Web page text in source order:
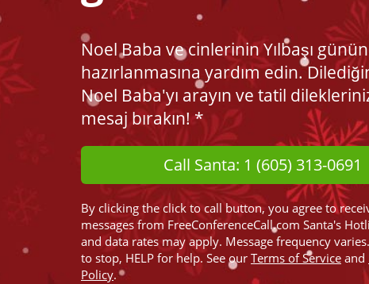
Noel Baba ve cinlerinin Yılbaşı
hazırlanmasına yardım edin.
Noel Baba'yı arayın ve tatil
mesaj bırakın! *
Call Santa: 1 (605) 313-0691
By clicking the click to call button, you agree to
messages from FreeConferenceCall.com Santa's
and data rates may apply. Message frequency
to stop, HELP for help. See our Terms of Service and
Policy.